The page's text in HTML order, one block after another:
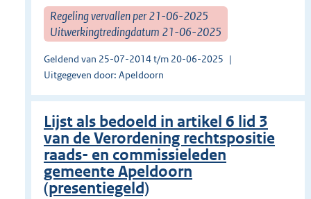
Regeling vervallen per 21-06-2025
Uitwerkingtredingdatum 21-06-2025
Geldend van 25-07-2014 t/m 20-06-2025
Uitgegeven door: Apeldoorn
Lijst als bedoeld in artikel 6 lid 3
van de Verordening rechtspositie
raads- en commissieleden
gemeente Apeldoorn
(presentiegeld)